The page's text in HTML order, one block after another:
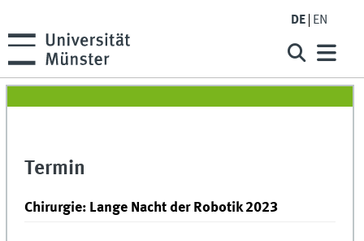
DE EN
Termin
Chirurgie: Lange Nacht der Robotik 2023